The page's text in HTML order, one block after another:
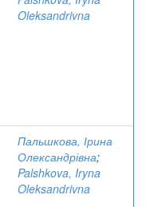
Oleksandrivna
Пальшкова, Ірина
Олександрівна;
Palshkova, Iryna
Oleksandrivna